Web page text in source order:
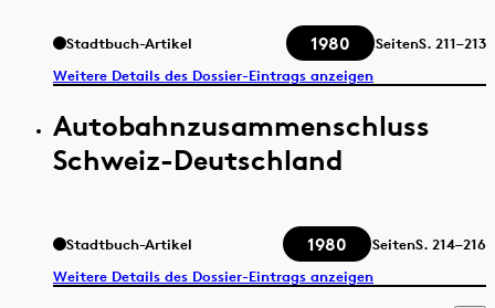
Stadtbuch-Artikel 1980 SeitenS. 211–213
Weitere Details des Dossier-Eintrags anzeigen
Autobahnzusammenschluss
Schweiz-Deutschland
Stadtbuch-Artikel 1980 SeitenS. 214–216
Weitere Details des Dossier-Eintrags anzeigen